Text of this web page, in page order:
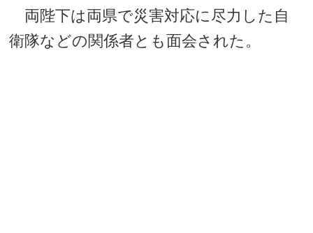
両陛下は両県で災害対応に尽力した自
衛隊などの関係者とも面会された。